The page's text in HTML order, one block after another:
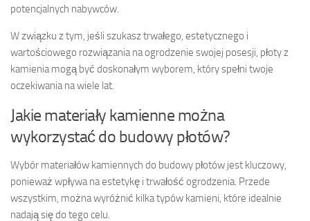
potencjalnych nabywców.
W związku z tym, jeśli szukasz trwałego, estetycznego i
wartościowego rozwiązania na ogrodzenie swojej posesji, płoty z
kamienia mogą być doskonałym wyborem, który spełni twoje
oczekiwania na wiele lat.
Jakie materiały kamienne można
wykorzystać do budowy płotów?
Wybór materiałów kamiennych do budowy płotów jest kluczowy,
ponieważ wpływa na estetykę i trwałość ogrodzenia. Przede
wszystkim, można wyróżnić kilka typów kamieni, które idealnie
nadają się do tego celu.